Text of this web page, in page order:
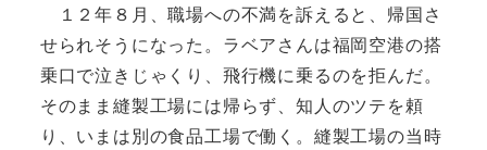
１２年８月、職場への不満を訴えると、帰国さ
せられそうになった。ラベアさんは福岡空港の搭
乗口で泣きじゃくり、飛行機に乗るのを拒んだ。
そのまま縫製工場には帰らず、知人のツテを頼
り、いまは別の食品工場で働く。縫製工場の当時